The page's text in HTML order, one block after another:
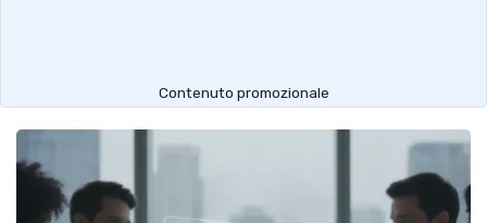
Contenuto promozionale